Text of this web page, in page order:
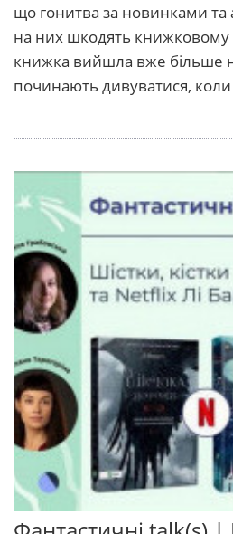
що гонитва за новинками
на них шкодять книжковому
книжка вийшла вже більше
починають дивуватися, коли